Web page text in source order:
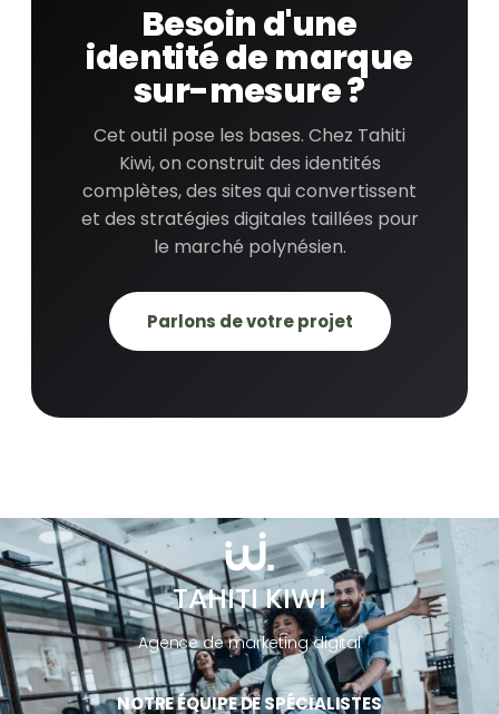
Besoin d'une
identité de marque
sur-mesure ?
Cet outil pose les bases. Chez Tahiti
Kiwi, on construit des identités
complètes, des sites qui convertissent
et des stratégies digitales taillées pour
le marché polynésien.
Parlons de votre projet
TAHITI KIWI
Agence de marketing digital
NOTRE ÉQUIPE DE SPÉCIALISTES